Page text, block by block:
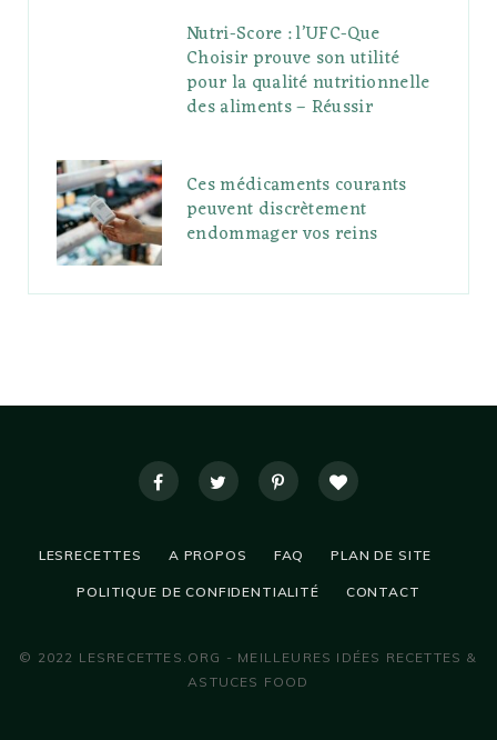
Nutri-Score : l’UFC-Que
Choisir prouve son utilité
pour la qualité nutritionnelle
des aliments – Réussir
Ces médicaments courants
peuvent discrètement
endommager vos reins
LESRECETTES A PROPOS FAQ PLAN DE SITE
POLITIQUE DE CONFIDENTIALITÉ CONTACT
© 2022 LESRECETTES.ORG - MEILLEURES IDÉES RECETTES &
ASTUCES FOOD